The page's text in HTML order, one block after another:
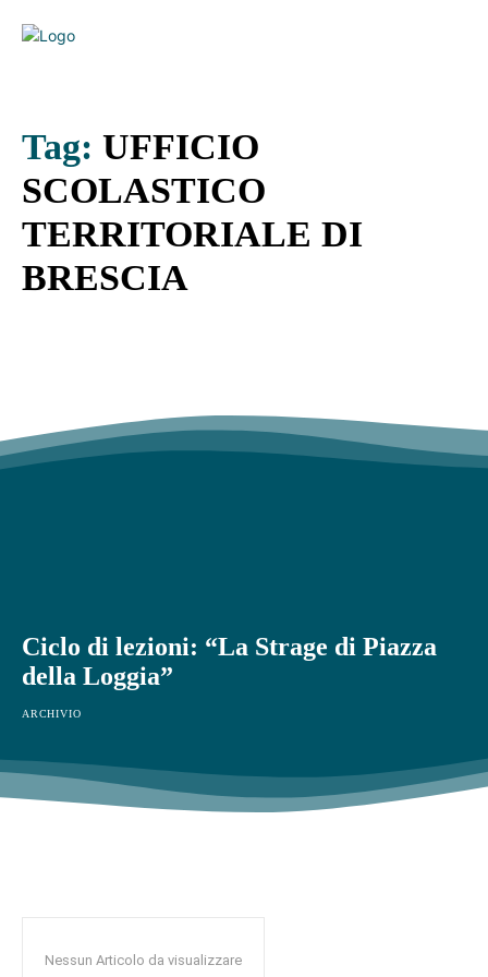
Tag: UFFICIO
SCOLASTICO
TERRITORIALE DI
BRESCIA
Ciclo di lezioni: “La Strage di Piazza
della Loggia”
ARCHIVIO
Nessun Articolo da visualizzare